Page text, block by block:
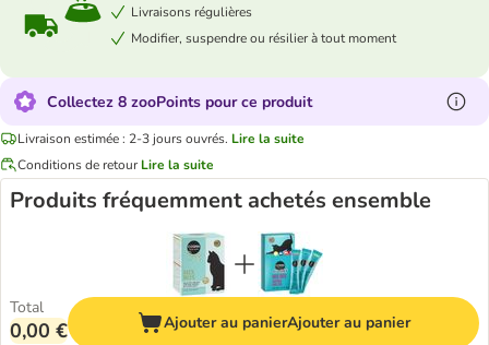
Livraisons régulières
Modifier, suspendre ou résilier à tout moment
Collectez 8 zooPoints pour ce produit
Livraison estimée : 2-3 jours ouvrés. Lire la suite
Conditions de retour Lire la suite
Produits fréquemment achetés ensemble
Total
0,00 € Ajouter au panierAjouter au panier